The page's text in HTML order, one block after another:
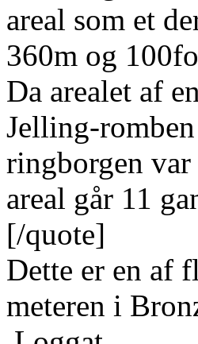
areal som et
360m og
Da arealet af
Jelling-
ringborgen
areal går 11
[/quote]
Dette er en af
meteren i